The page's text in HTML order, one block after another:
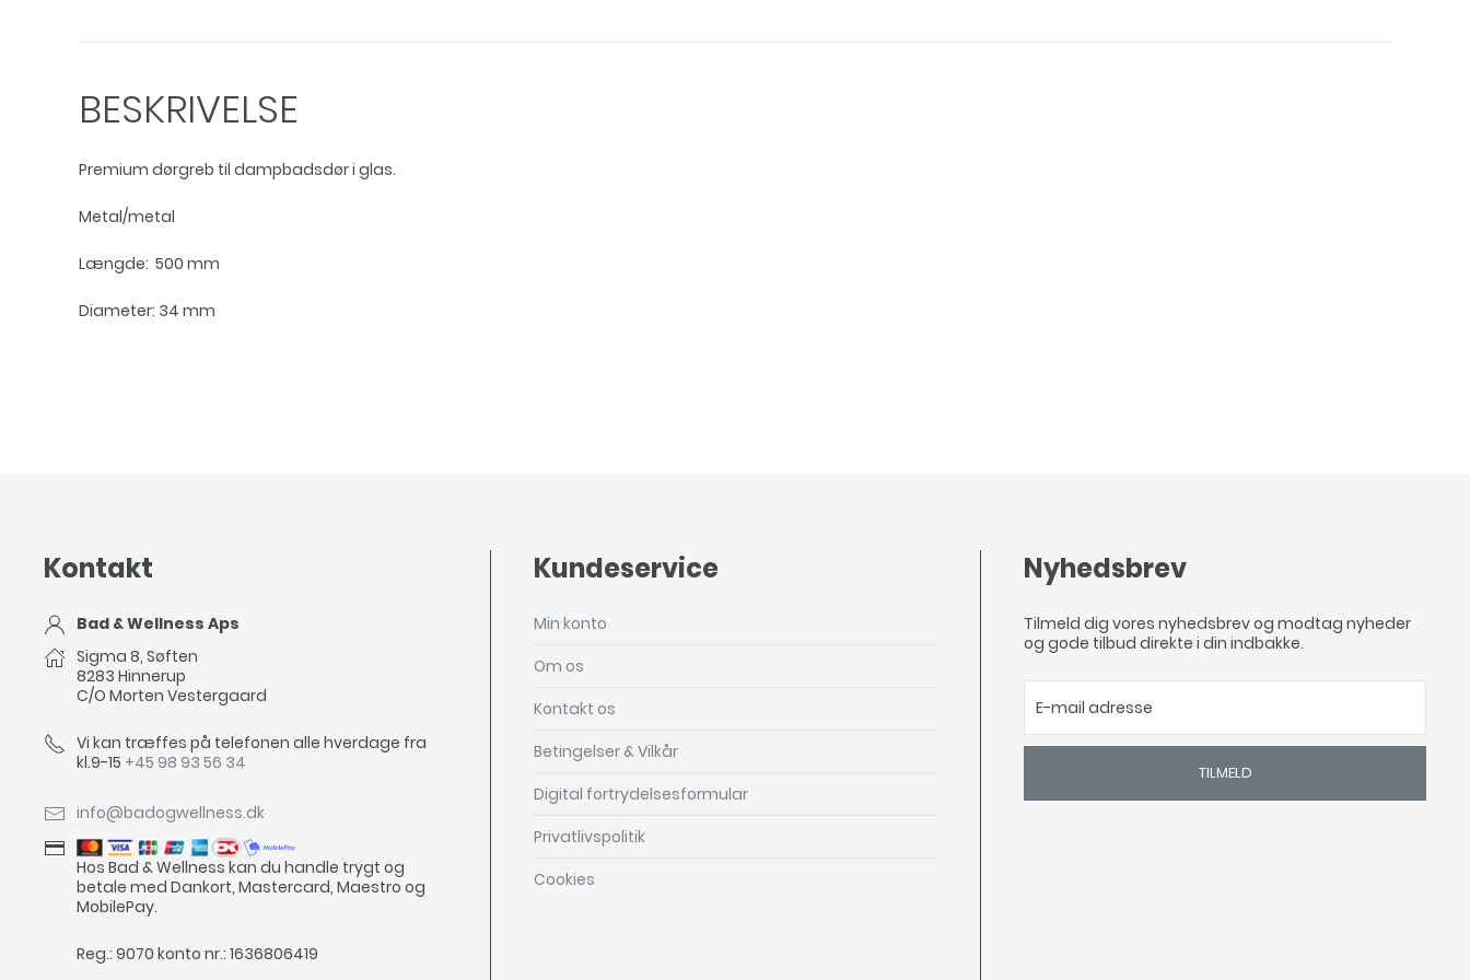
BESKRIVELSE
Premium dørgreb til dampbadsdør i glas.
Metal/metal
Længde: 500 mm
Diameter: 34 mm
Kontakt
Bad & Wellness Aps
Sigma 8, Søften
8283 Hinnerup
C/O Morten Vestergaard
Vi kan træffes på telefonen alle hverdage fra
kl.9-15 +45 98 93 56 34
info@badogwellness.dk
Hos Bad & Wellness kan du handle trygt og
betale med Dankort, Mastercard, Maestro og
MobilePay.
Reg.: 9070 konto nr.: 1636806419
Kundeservice
Min konto
Om os
Kontakt os
Betingelser & Vilkår
Digital fortrydelsesformular
Privatlivspolitik
Cookies
Nyhedsbrev
Tilmeld dig vores nyhedsbrev og modtag nyheder
og gode tilbud direkte i din indbakke.
TILMELD